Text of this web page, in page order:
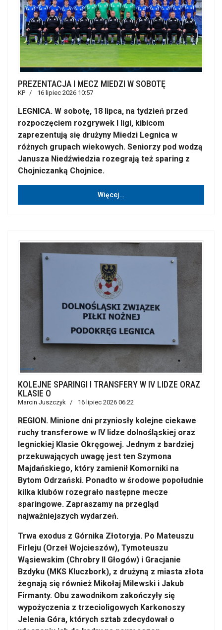
PREZENTACJA I MECZ MIEDZI W SOBOTĘ
KP 16 lipiec 2026 10:57
LEGNICA. W sobotę, 18 lipca, na tydzień przed
rozpoczęciem rozgrywek I ligi, kibicom
zaprezentują się drużyny Miedzi Legnica w
różnych grupach wiekowych. Seniorzy pod wodzą
Janusza Niedźwiedzia rozegrają też sparing z
Chojniczanką Chojnice.
Więcej…
KOLEJNE SPARINGI I TRANSFERY W IV LIDZE ORAZ
KLASIE O
Marcin Juszczyk 16 lipiec 2026 06:22
REGION. Minione dni przyniosły kolejne ciekawe
ruchy transferowe w IV lidze dolnośląskiej oraz
legnickiej Klasie Okręgowej. Jednym z bardziej
przekuwających uwagę jest ten Szymona
Majdańskiego, który zamienił Komorniki na
Bytom Odrzański. Ponadto w środowe popołudnie
kilka klubów rozegrało następne mecze
sparingowe. Zapraszamy na przegląd
najważniejszych wydarzeń.
Trwa exodus z Górnika Złotoryja. Po Mateuszu
Firleju (Orzeł Wojcieszów), Tymoteuszu
Wąsiewskim (Chrobry II Głogów) i Gracjanie
Bzdyku (MKS Kluczbork), z drużyną z miasta złota
żegnają się również Mikołaj Milewski i Jakub
Firmanty. Obu zawodnikom zakończyły się
wypożyczenia z trzecioligowych Karkonoszy
Jelenia Góra, których sztab zdecydował o